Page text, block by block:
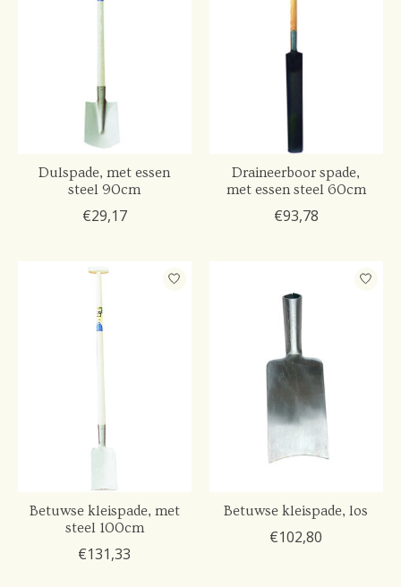
Dulspade, met essen
steel 90cm
€29,17
Draineerboor spade,
met essen steel 60cm
€93,78
Betuwse kleispade, met
steel 100cm
€131,33
Betuwse kleispade, los
€102,80